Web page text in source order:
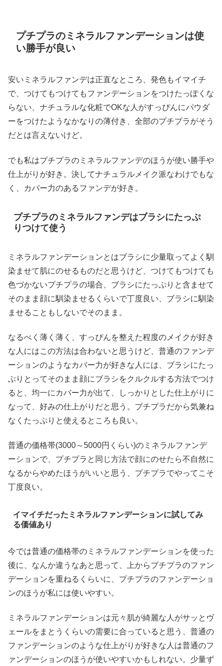
プチプラのミネラルファンデーションは使
い勝手が良い
安いミネラルファンデは正直なところ、発色もイマイチ
で、つけてもつけてもファンデーションをつけたっぽくな
らない、ナチュラルな化粧でOKな人がすっぴんにパウダ
ーをつけたようなかなりの薄付き、全部のプチプラがそう
だとは言えないけど。
でも私はプチプラのミネラルファンデのほうが使い勝手や
仕上がりが好き。決してナチュラルメイク派なわけでもな
く、カバー力のあるファンデが好き。
プチプラのミネラルファンデはブラシにたっぷ
りつけて使う
ミネラルファンデーションとはブラシに少量取ってよく馴
染ませて肌にのせるものだと思うけど、つけてもつけても
色づかないプチプラの場合、ブラシにたっぷりと含ませて
そのまま顔に馴染ませるくらいで丁度良い、ブラシに馴染
ませることもしないでそのまま。
なるべく薄く薄く、すっぴんを整えた程度のメイクが好き
な人にはこの方法は合わないと思うけど、普通のファンデ
ーションのようなカバー力が好きな人には、ブラシにたっ
ぷりとってそのまま顔にブラシをクルクルする方法でつけ
ると、均一にカバー力が出て、しっかりとした仕上がりに
なって、好みの仕上がりだと思う。プチプラだから気兼ね
なくたっぷりと使えるところも良い。
普通の価格帯(3000～5000円くらい)のミネラルファンデ
ーションで、プチプラと同じ方法で顔にのせたら不自然に
なるからやめたほうがいいと思う、プチプラでやってこそ
丁度良い。
イマイチだったミネラルファンデーションに試してみ
る価値あり
今では普通の価格帯のミネラルファンデーションを使った
後に、なんか違うなあと思って、上からプチプラのファン
デーションを重ねるくらいに、プチプラのファンデーショ
ンのほうが私には使いやすい。
ミネラルファンデーションは元々肌が綺麗な人がサッとヴ
ェールをまとうくらいの需要に合っていると思う、普通の
ファンデーションのような仕上がりが好きな人は普通のフ
ァンデーションのほうが使いやすいかもしれない。少量ず